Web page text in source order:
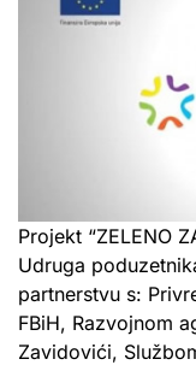
Projekt “ZELENO
Udruga
partnerstvu s:
FBiH, Razvojnom
Zavidovići,